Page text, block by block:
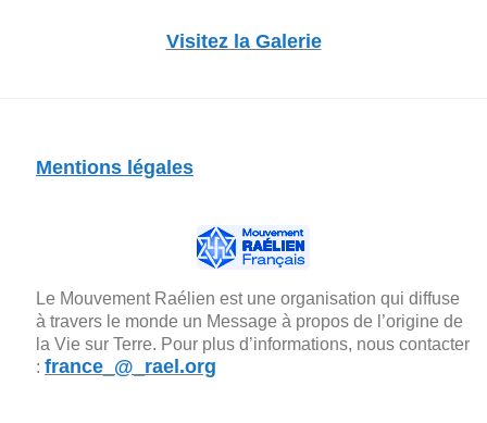
Visitez la Galerie
Mentions légales
Le Mouvement Raélien est une organisation qui diffuse
à travers le monde un Message à propos de l’origine de
la Vie sur Terre. Pour plus d’informations, nous contacter
: france_@_rael.org